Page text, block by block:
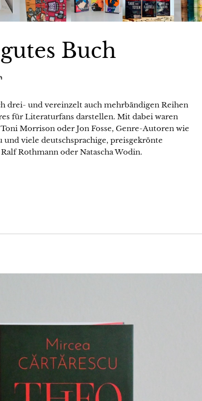
Buch
drei- und vereinzelt auch mehrbändigen Reihen
für Literaturfans darstellen. Mit dabei waren
Morrison oder Jon Fosse, Genre-Autoren wie
viele deutschsprachige, preisgekrönte
Rothmann oder Natascha Wodin.